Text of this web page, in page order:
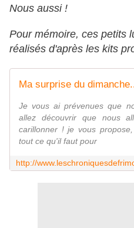
Nous aussi !
Pour mémoire, ces petits
réalisés d'après les kits
Je vous ai prévenues que
allez découvrir que nous
carillonner ! je vous
tout ce qu'il faut pour